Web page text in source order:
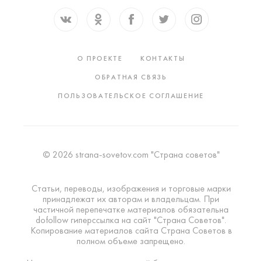
О ПРОЕКТЕ
КОНТАКТЫ
ОБРАТНАЯ СВЯЗЬ
ПОЛЬЗОВАТЕЛЬСКОЕ СОГЛАШЕНИЕ
© 2026 strana-sovetov.com "Страна советов"
Статьи, переводы, изображения и торговые марки
принадлежат их авторам и владельцам. При
частичной перепечатке материалов обязательна
dofollow гиперссылка на сайт "Страна Советов".
Копирование материалов сайта Страна Советов в
полном объеме запрещено.